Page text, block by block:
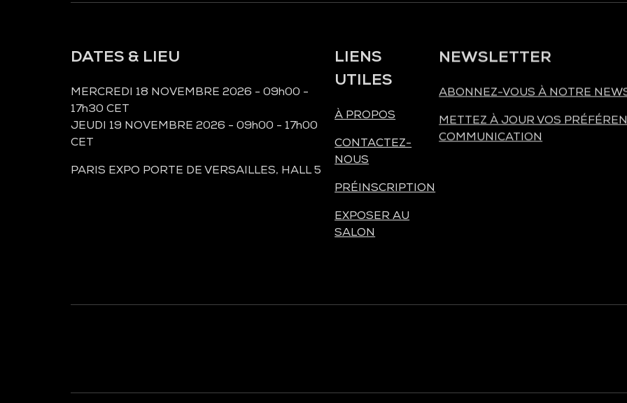
DATES & LIEU
MERCREDI 18 NOVEMBRE 2026 - 09h00 -
17h30 CET
JEUDI 19 NOVEMBRE 2026 - 09h00 - 17h00
CET
PARIS EXPO PORTE DE VERSAILLES, HALL 5
LIENS
UTILES
À PROPOS
CONTACTEZ-
NOUS
PRÉINSCRIPTION
EXPOSER AU
SALON
NEWSLETTER
ABONNEZ-VOUS À NOTRE
METTEZ À JOUR VOS
COMMUNICATION